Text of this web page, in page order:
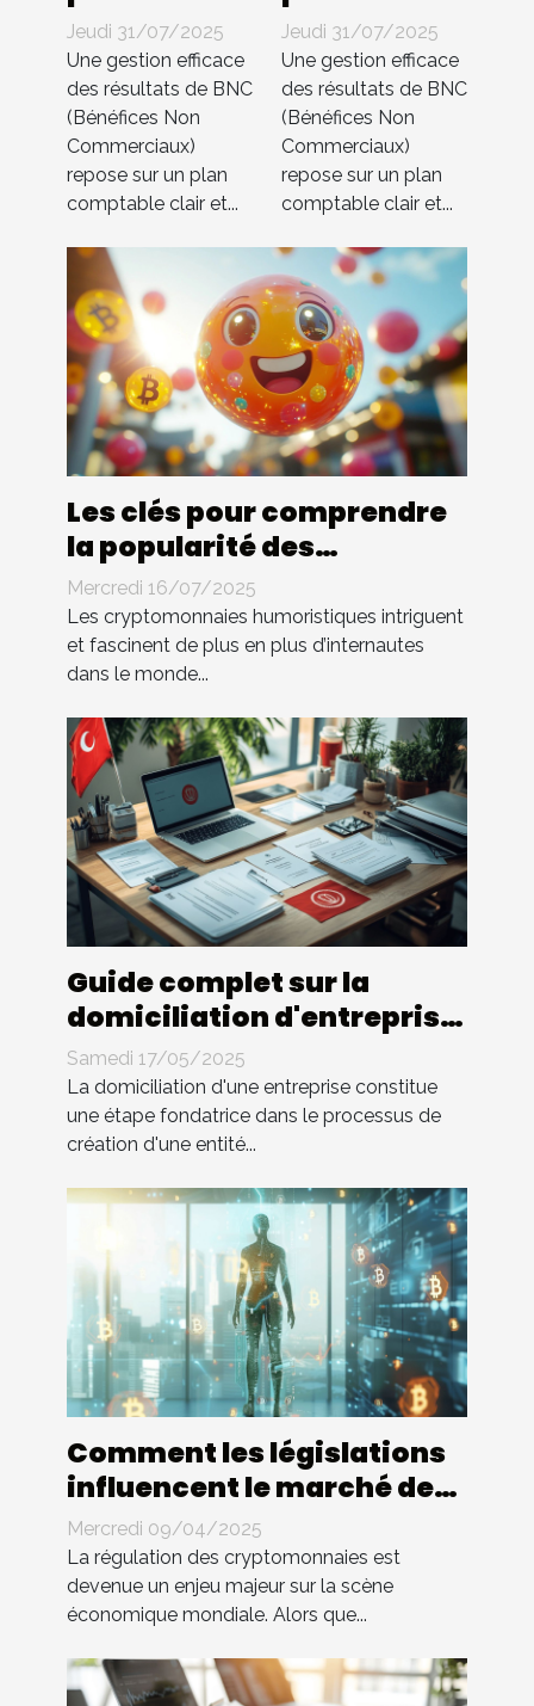
comptable
pour BNC ?
Compta 4
You
s’occupe de
tout !
Jeudi 31/07/2025
Une gestion efficace
des résultats de BNC
(Bénéfices Non
Commerciaux)
repose sur un plan
comptable clair et...
comptable
pour BNC ?
Compta 4
You
s’occupe de
tout !
Jeudi 31/07/2025
Une gestion efficace
des résultats de BNC
(Bénéfices Non
Commerciaux)
repose sur un plan
comptable clair et...
Les clés pour comprendre
la popularité des
cryptomonnaies
humoristiques
Mercredi 16/07/2025
Les cryptomonnaies humoristiques intriguent
et fascinent de plus en plus d’internautes
dans le monde...
Guide complet sur la
domiciliation d'entreprise
en Tunisie
Samedi 17/05/2025
La domiciliation d'une entreprise constitue
une étape fondatrice dans le processus de
création d'une entité...
Comment les législations
influencent le marché des
cryptomonnaies
Mercredi 09/04/2025
La régulation des cryptomonnaies est
devenue un enjeu majeur sur la scène
économique mondiale. Alors que...